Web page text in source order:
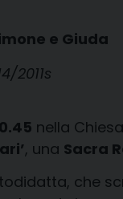
e Giuda
2011s
nella
, una Sacra
che